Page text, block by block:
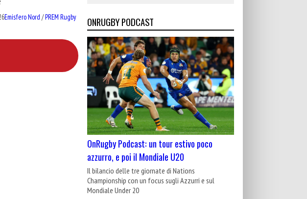
Emisfero Nord /PREM Rugby ONRUGBY PODCAST
OnRugby Podcast: un tour estivo poco
azzurro, e poi il Mondiale U20
Il bilancio delle tre giornate di Nations
Championship con un focus sugli Azzurri e sul
Mondiale Under 20